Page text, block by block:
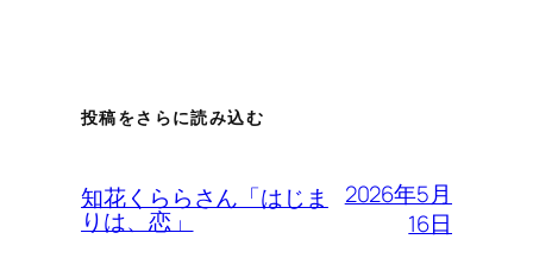
投稿をさらに読み込む
知花くららさん「はじま
りは、恋」
2026年5月
16日